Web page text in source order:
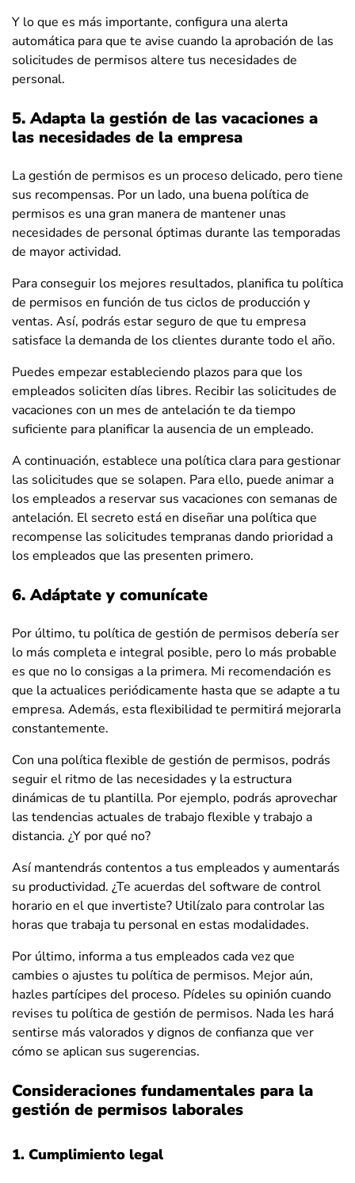
Y lo que es más importante, configura una alerta
automática para que te avise cuando la aprobación de las
solicitudes de permisos altere tus necesidades de
personal.
5. Adapta la gestión de las vacaciones a
las necesidades de la empresa
La gestión de permisos es un proceso delicado, pero tiene
sus recompensas. Por un lado, una buena política de
permisos es una gran manera de mantener unas
necesidades de personal óptimas durante las temporadas
de mayor actividad.
Para conseguir los mejores resultados, planifica tu política
de permisos en función de tus ciclos de producción y
ventas. Así, podrás estar seguro de que tu empresa
satisface la demanda de los clientes durante todo el año.
Puedes empezar estableciendo plazos para que los
empleados soliciten días libres. Recibir las solicitudes de
vacaciones con un mes de antelación te da tiempo
suficiente para planificar la ausencia de un empleado.
A continuación, establece una política clara para gestionar
las solicitudes que se solapen. Para ello, puede animar a
los empleados a reservar sus vacaciones con semanas de
antelación. El secreto está en diseñar una política que
recompense las solicitudes tempranas dando prioridad a
los empleados que las presenten primero.
6. Adáptate y comunícate
Por último, tu política de gestión de permisos debería ser
lo más completa e integral posible, pero lo más probable
es que no lo consigas a la primera. Mi recomendación es
que la actualices periódicamente hasta que se adapte a tu
empresa. Además, esta flexibilidad te permitirá mejorarla
constantemente.
Con una política flexible de gestión de permisos, podrás
seguir el ritmo de las necesidades y la estructura
dinámicas de tu plantilla. Por ejemplo, podrás aprovechar
las tendencias actuales de trabajo flexible y trabajo a
distancia. ¿Y por qué no?
Así mantendrás contentos a tus empleados y aumentarás
su productividad. ¿Te acuerdas del software de control
horario en el que invertiste? Utilízalo para controlar las
horas que trabaja tu personal en estas modalidades.
Por último, informa a tus empleados cada vez que
cambies o ajustes tu política de permisos. Mejor aún,
hazles partícipes del proceso. Pídeles su opinión cuando
revises tu política de gestión de permisos. Nada les hará
sentirse más valorados y dignos de confianza que ver
cómo se aplican sus sugerencias.
Consideraciones fundamentales para la
gestión de permisos laborales
1. Cumplimiento legal